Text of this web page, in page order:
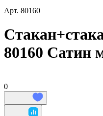
Арт. 80160
80160 Сатин
0